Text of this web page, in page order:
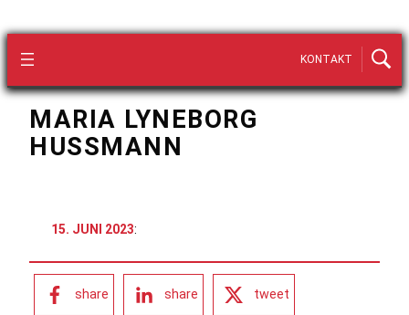
KONTAKT
MARIA LYNEBORG
HUSSMANN
15. JUNI 2023:
share share tweet